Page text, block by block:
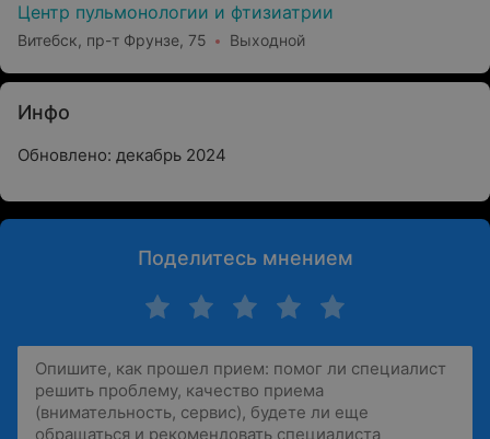
Центр пульмонологии и фтизиатрии
Витебск, пр-т Фрунзе, 75 Выходной
Инфо
Обновлено: декабрь 2024
Поделитесь мнением